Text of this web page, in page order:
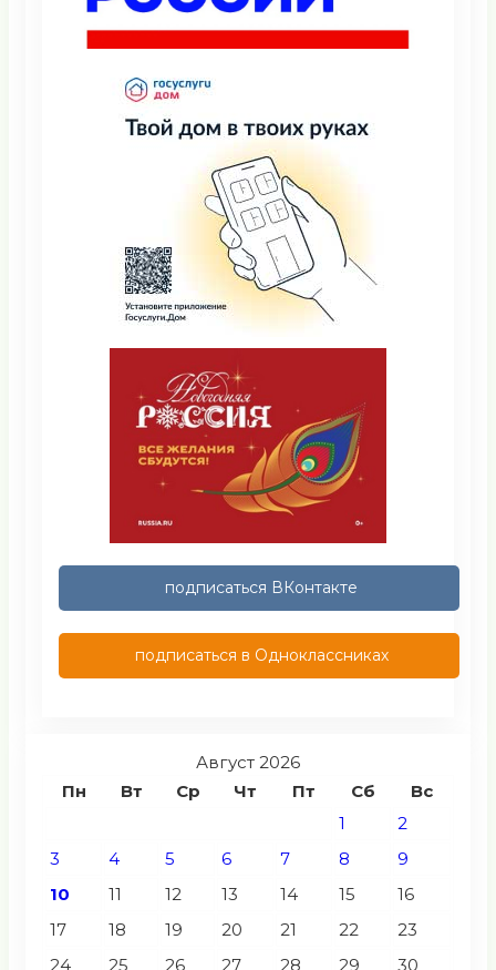
подписаться ВКонтакте
подписаться в Одноклассниках
Август 2026
Пн
Вт Ср Чт Пт Сб
Вс
1
2
3
4 5 6 7 8
9
10
11 12 13 14 15
16
17
18 19 20 21 22
23
24
25 26 27 28 29 30